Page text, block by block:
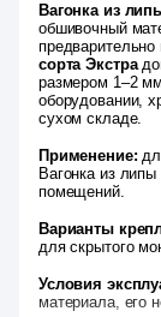
Вагонка из
обшивочный
сорта Экстра
размером 1–2
оборудовании,
сухом складе.
Применение:
Вагонка из
помещений.
Варианты
для скрытого
Условия
материала, его